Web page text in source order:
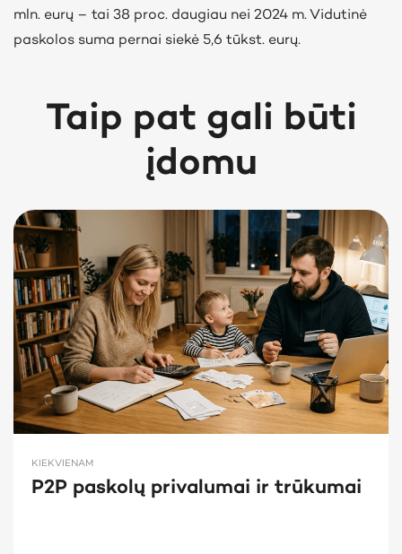
mln. eurų – tai 38 proc. daugiau nei 2024 m. Vidutinė
paskolos suma pernai siekė 5,6 tūkst. eurų.
Taip pat gali būti
įdomu
KIEKVIENAM
P2P paskolų privalumai ir trūkumai